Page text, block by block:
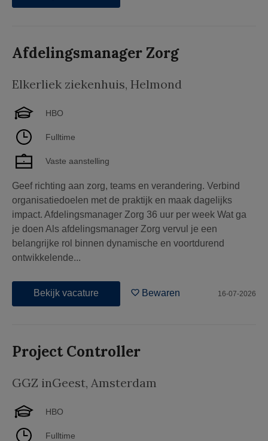
Afdelingsmanager Zorg
Elkerliek ziekenhuis, Helmond
HBO
Fulltime
Vaste aanstelling
Geef richting aan zorg, teams en verandering. Verbind
organisatiedoelen met de praktijk en maak dagelijks
impact. Afdelingsmanager Zorg 36 uur per week Wat ga
je doen Als afdelingsmanager Zorg vervul je een
belangrijke rol binnen dynamische en voortdurend
ontwikkelende...
Bekijk vacature Bewaren 16-07-2026
Project Controller
GGZ inGeest, Amsterdam
HBO
Fulltime